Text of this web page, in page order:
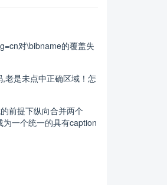
对\bibname的覆盖失
老是未点中正确区域！怎
前提下纵向合并两个
一个统一的具有caption